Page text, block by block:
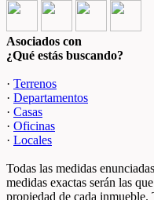
Asociados con
¿Qué estás buscando?
· Terrenos
· Departamentos
· Casas
· Oficinas
· Locales
Todas las medidas
medidas exactas serán las
propiedad de cada inmueble.